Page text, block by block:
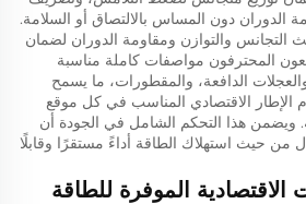
الدوران دون المساس بالالتصاق أو السلامة.
التجانس والتوازن ومقاومة الدوران لضمان
المحترفون مواصفات كاملة مناسبة
الدافعة، والمقطورات، ما يسمح
الإطار الاقتصادي المناسب في كل موقع
ويضمن هذا التحكم الشامل في الجودة أن
من حيث استهلاك الطاقة أداءً مستقرًا وقابلًا
الموفرة للطاقة